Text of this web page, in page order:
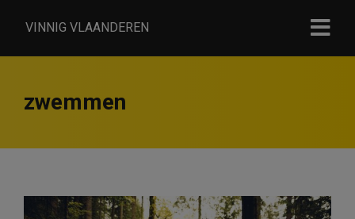
VINNIG VLAANDEREN
zwemmen